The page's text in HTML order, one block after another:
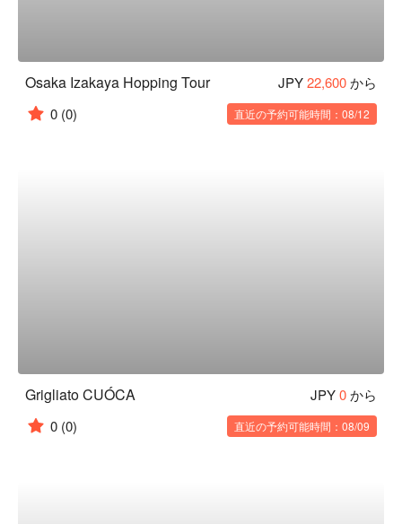
Osaka Izakaya Hopping Tour JPY22,600から
0 (0) 直近の予約可能時間：08/12
Grigliato CUÓCA JPY0から
0 (0) 直近の予約可能時間：08/09